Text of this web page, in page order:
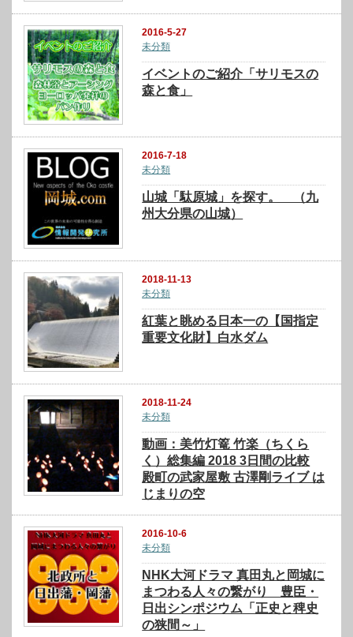
2016-5-27
未分類
イベントのご紹介「サリモスの
森と食」
2016-7-18
未分類
山城「駄原城」を探す。 （九
州大分県の山城）
2018-11-13
未分類
紅葉と眺める日本一の【国指定
重要文化財】白水ダム
2018-11-24
未分類
動画：美竹灯篭 竹楽（ちくら
く）総集編 2018 3日間の比較
殿町の武家屋敷 古澤剛ライブ は
じまりの空
2016-10-6
未分類
NHK大河ドラマ 真田丸と岡城に
まつわる人々の繋がり 豊臣・
日出シンポジウム「正史と稗史
の狭間～」